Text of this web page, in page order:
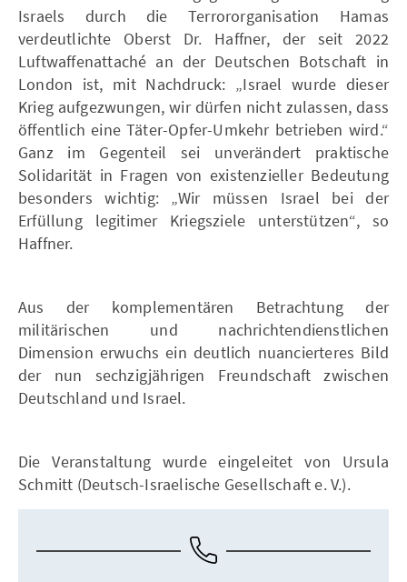
Israels durch die Terrororganisation Hamas
verdeutlichte Oberst Dr. Haffner, der seit 2022
Luftwaffenattaché an der Deutschen Botschaft in
London ist, mit Nachdruck: „Israel wurde dieser
Krieg aufgezwungen, wir dürfen nicht zulassen, dass
öffentlich eine Täter-Opfer-Umkehr betrieben wird.“
Ganz im Gegenteil sei unverändert praktische
Solidarität in Fragen von existenzieller Bedeutung
besonders wichtig: „Wir müssen Israel bei der
Erfüllung legitimer Kriegsziele unterstützen“, so
Haffner.
Aus der komplementären Betrachtung der
militärischen und nachrichtendienstlichen
Dimension erwuchs ein deutlich nuancierteres Bild
der nun sechzigjährigen Freundschaft zwischen
Deutschland und Israel.
Die Veranstaltung wurde eingeleitet von Ursula
Schmitt (Deutsch-Israelische Gesellschaft e. V.).